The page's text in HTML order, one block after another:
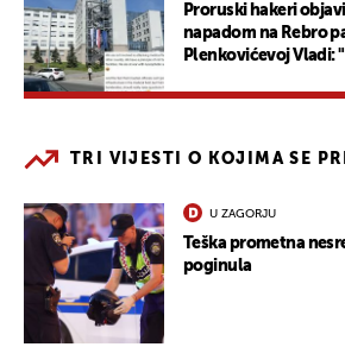
Proruski hakeri
napadom na Rebro
Plenkovićevoj Vladi:
TRI VIJESTI O KOJIMA SE
U ZAGORJU
Teška prometna
poginula